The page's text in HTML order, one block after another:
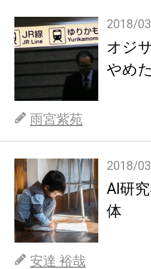
2018/
オジ
やめた
雨宮紫苑
2018/
AI研
体
安達 裕哉